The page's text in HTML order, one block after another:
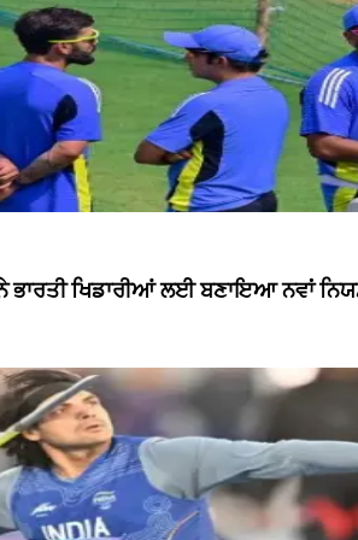
ਭਾਰਤੀ ਖਿਡਾਰੀਆਂ ਲਈ ਬਣਾਇਆ ਨਵਾਂ